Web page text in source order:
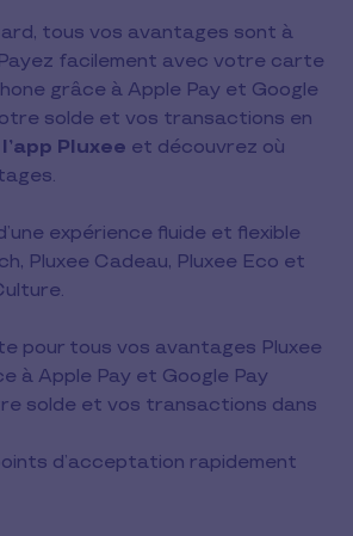
tous vos avantages sont à
facilement avec votre carte
grâce à Apple Pay et Google
solde et vos transactions en
l’app Pluxee et découvrez où
expérience fluide et flexible
Pluxee Cadeau, Pluxee Eco et
pour tous vos avantages Pluxee
à Apple Pay et Google Pay
solde et vos transactions dans
d’acceptation rapidement